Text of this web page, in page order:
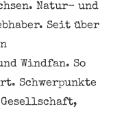
Natur- und
Seit über
Windfan. So
Schwerpunkte